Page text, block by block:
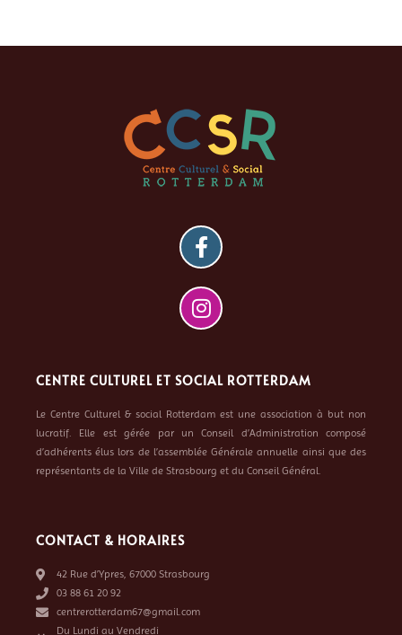
CENTRE CULTUREL ET SOCIAL ROTTERDAM
Le Centre Culturel & social Rotterdam est une association à but non
lucratif. Elle est gérée par un Conseil d’Administration composé
d’adhérents élus lors de l’assemblée Générale annuelle ainsi que des
représentants de la Ville de Strasbourg et du Conseil Général.
CONTACT & HORAIRES
42 Rue d’Ypres, 67000 Strasbourg
03 88 61 20 92
centrerotterdam67@gmail.com
Du Lundi au Vendredi